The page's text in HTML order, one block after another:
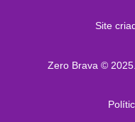
Site
Zero Brava ©